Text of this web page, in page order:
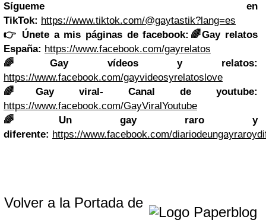
Sígueme en
TikTok: https://www.tiktok.com/@gaytastik?lang=es
👉 Únete a mis páginas de facebook: 🌈Gay relatos
España: https://www.facebook.com/gayrelatos
🌈Gay vídeos y relatos:
https://www.facebook.com/gayvideosyrelatoslove
🌈Gay viral- Canal de youtube:
https://www.facebook.com/GayViralYoutube
🌈Un gay raro y
diferente: https://www.facebook.com/
Volver a la Portada de